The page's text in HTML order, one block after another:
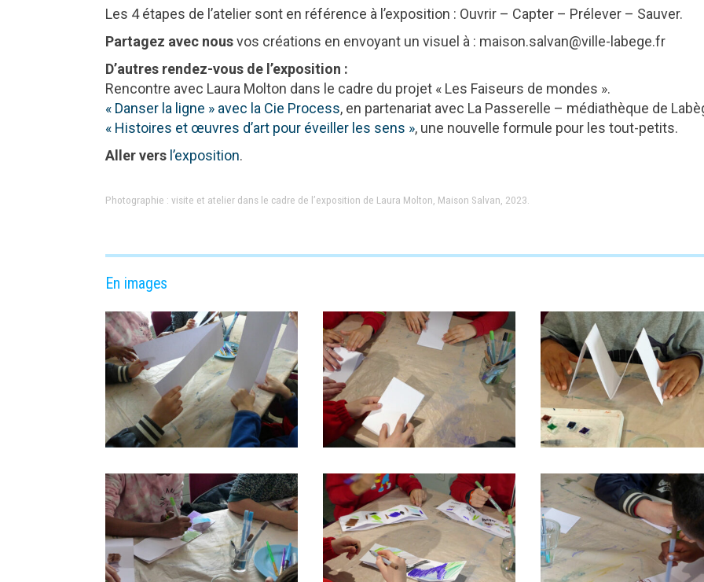
Les 4 étapes de l’atelier sont en référence à l’exposition : Ouvrir – Capter – Prélever – Sauver.
Partagez avec nous vos créations en envoyant un visuel à : maison.salvan@ville-labege.fr
D’autres rendez-vous de l’exposition :
Rencontre avec Laura Molton dans le cadre du projet « Les Faiseurs de mondes ».
« Danser la ligne » avec la Cie Process, en partenariat avec La Passerelle – médiathèque de
« Histoires et œuvres d’art pour éveiller les sens », une nouvelle formule pour les tout-petits.
Aller vers l’exposition.
Photographie : visite et atelier dans le cadre de l’exposition de Laura Molton, Maison Salvan, 2023.
En images